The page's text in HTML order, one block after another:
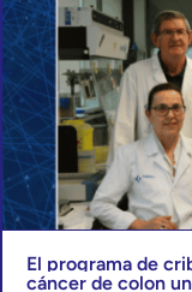
El programa de
cáncer de colon